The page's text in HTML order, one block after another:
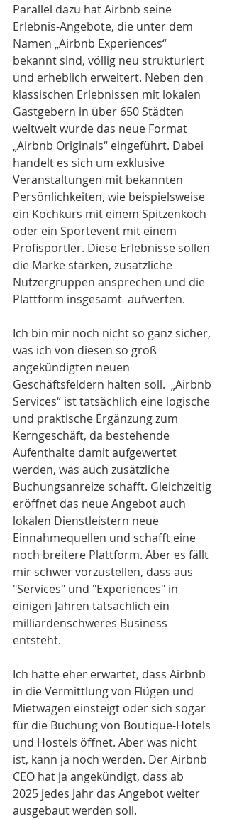
Parallel dazu hat Airbnb seine
Erlebnis-Angebote, die unter dem
Namen „Airbnb Experiences“
bekannt sind, völlig neu strukturiert
und erheblich erweitert. Neben den
klassischen Erlebnissen mit lokalen
Gastgebern in über 650 Städten
weltweit wurde das neue Format
„Airbnb Originals“ eingeführt. Dabei
handelt es sich um exklusive
Veranstaltungen mit bekannten
Persönlichkeiten, wie beispielsweise
ein Kochkurs mit einem Spitzenkoch
oder ein Sportevent mit einem
Profisportler. Diese Erlebnisse sollen
die Marke stärken, zusätzliche
Nutzergruppen ansprechen und die
Plattform insgesamt  aufwerten.
Ich bin mir noch nicht so ganz sicher,
was ich von diesen so groß
angekündigten neuen
Geschäftsfeldern halten soll.  „Airbnb
Services“ ist tatsächlich eine logische
und praktische Ergänzung zum
Kerngeschäft, da bestehende
Aufenthalte damit aufgewertet
werden, was auch zusätzliche
Buchungsanreize schafft. Gleichzeitig
eröffnet das neue Angebot auch
lokalen Dienstleistern neue
Einnahmequellen und schafft eine
noch breitere Plattform. Aber es fällt
mir schwer vorzustellen, dass aus
"Services" und "Experiences" in
einigen Jahren tatsächlich ein
milliardenschweres Business
entsteht.
Ich hatte eher erwartet, dass Airbnb
in die Vermittlung von Flügen und
Mietwagen einsteigt oder sich sogar
für die Buchung von Boutique-Hotels
und Hostels öffnet. Aber was nicht
ist, kann ja noch werden. Der Airbnb
CEO hat ja angekündigt, dass ab
2025 jedes Jahr das Angebot weiter
ausgebaut werden soll.